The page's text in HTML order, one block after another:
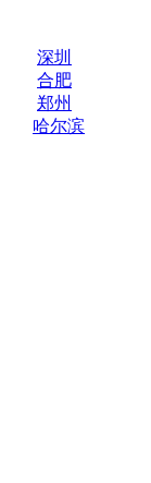
深圳
合肥
郑州
哈尔滨